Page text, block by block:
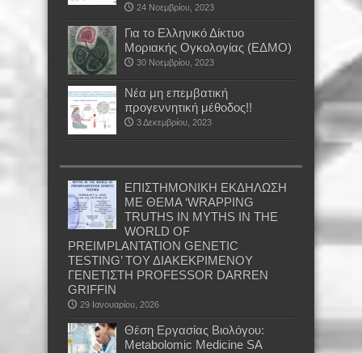
24 Νοεμβρίου, 2023
Για το Ελληνικό Δίκτυο
Μοριακής Ογκολογίας (ΕΔΜΟ)
30 Νοεμβρίου, 2023
Νέα μη επεμβατική
προγεννητική μέθοδος!!
3 Δεκεμβρίου, 2023
ΕΠΙΣΤΗΜΟΝΙΚΗ ΕΚΔΗΛΩΣΗ
ΜΕ ΘΕΜΑ ‘WRAPPING
TRUTHS IN MYTHS IN THE
WORLD OF
PREIMPLANTATION GENETIC
TESTING’ ΤΟΥ ΔΙΑΚΕΚΡΙΜΕΝΟΥ
ΓΕΝΕΤΙΣΤΗ PROFESSOR DARREN
GRIFFIN
29 Ιανουαρίου, 2026
Θέση Εργασίας Βιολόγου:
Metabolomic Medicine SA